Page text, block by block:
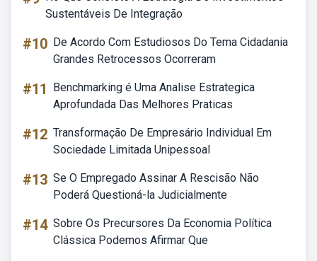
Sustentáveis De Integração
#10 De Acordo Com Estudiosos Do Tema Cidadania
Grandes Retrocessos Ocorreram
#11
Benchmarking é Uma Analise Estrategica
Aprofundada Das Melhores Praticas
#12 Transformação De Empresário Individual Em
Sociedade Limitada Unipessoal
#13 Se O Empregado Assinar A Rescisão Não
Poderá Questioná-la Judicialmente
#14 Sobre Os Precursores Da Economia Política
Clássica Podemos Afirmar Que